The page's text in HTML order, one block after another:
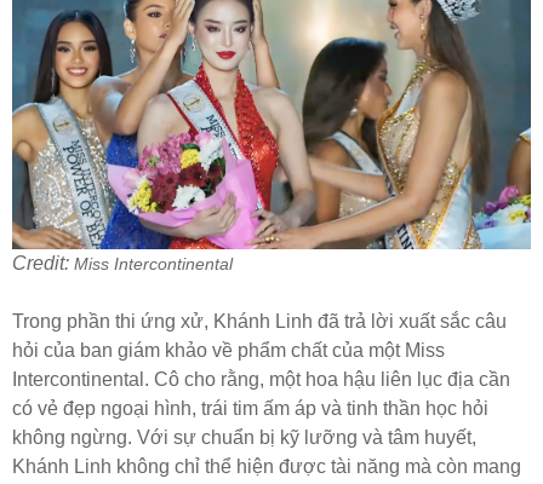
Credit: Miss Intercontinental
Trong phần thi ứng xử, Khánh Linh đã trả lời xuất sắc câu
hỏi của ban giám khảo về phẩm chất của một Miss
Intercontinental. Cô cho rằng, một hoa hậu liên lục địa cần
có vẻ đẹp ngoại hình, trái tim ấm áp và tinh thần học hỏi
không ngừng. Với sự chuẩn bị kỹ lưỡng và tâm huyết,
Khánh Linh không chỉ thể hiện được tài năng mà còn mang